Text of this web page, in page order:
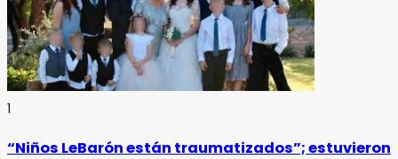
1
“Niños LeBarón están traumatizados”; estuvieron